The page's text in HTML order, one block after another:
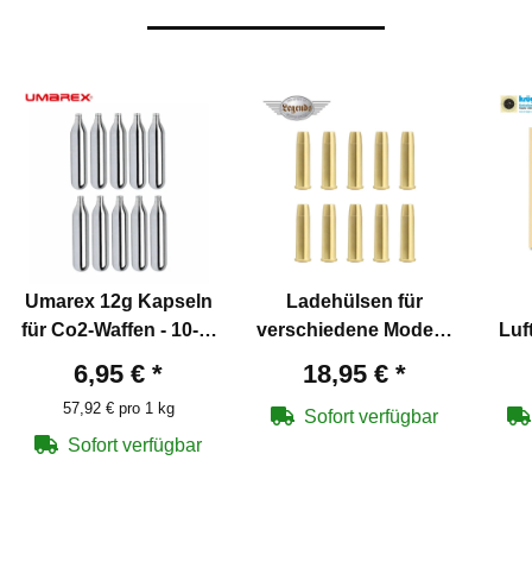
Umarex 12g Kapseln
für Co2-Waffen - 10-er
6,95 € *
57,92 € pro 1 kg
Sofort verfügbar
Ladehülsen für
verschiedene Modelle
18,95 € *
Sofort verfügbar